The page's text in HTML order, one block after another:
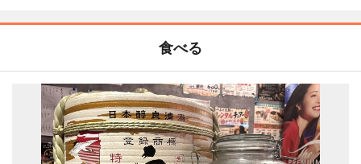
食べる